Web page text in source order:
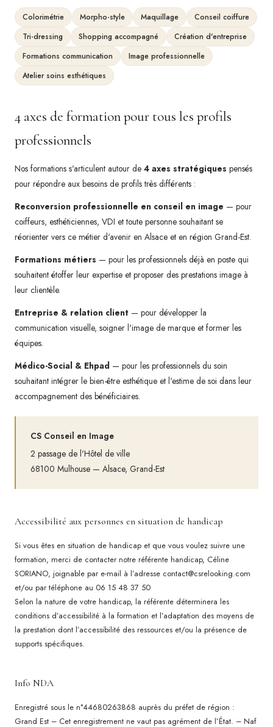
Colorimétrie Morpho-style Maquillage
Conseil coiffure
Tri-dressing
Shopping accompagné
Création d'entreprise
Formations communication
Image professionnelle
Atelier soins esthétiques
4 axes de formation pour tous les profils
professionnels
Nos formations s'articulent autour de 4 axes stratégiques pensés
pour répondre aux besoins de profils très différents :
Reconversion professionnelle en conseil en image — pour
coiffeurs, esthéticiennes, VDI et toute personne souhaitant se
réorienter vers ce métier d'avenir en Alsace et en région Grand-Est.
Formations métiers — pour les professionnels déjà en poste qui
souhaitent étoffer leur expertise et proposer des prestations image à
leur clientèle.
Entreprise & relation client — pour développer la
communication visuelle, soigner l'image de marque et former les
équipes.
Médico-Social & Ehpad — pour les professionnels du soin
souhaitant intégrer le bien-être esthétique et l'estime de soi dans leur
accompagnement des bénéficiaires.
CS Conseil en Image
2 passage de l'Hôtel de ville
68100 Mulhouse — Alsace, Grand-Est
Accessibilité aux personnes en situation de handicap
Si vous êtes en situation de handicap et que vous voulez suivre une
formation, merci de contacter notre référente handicap, Céline
SORIANO, joignable par e-mail à l’adresse contact@csrelooking.com
et/ou par téléphone au 06 15 48 37 50
Selon la nature de votre handicap, la référente déterminera les
conditions d’accessibilité à la formation et l’adaptation des moyens de
la prestation dont l’accessibilité des ressources et/ou la présence de
supports spécifiques.
Info NDA
Enregistré sous le n°44680263868 auprès du préfet de région :
Grand Est – Cet enregistrement ne vaut pas agrément de l’État. – Naf